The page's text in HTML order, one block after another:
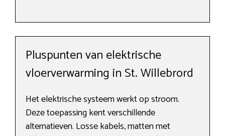
Pluspunten van elektrische
vloerverwarming in St. Willebrord
Het elektrische systeem werkt op stroom.
Deze toepassing kent verschillende
alternatieven. Losse kabels, matten met